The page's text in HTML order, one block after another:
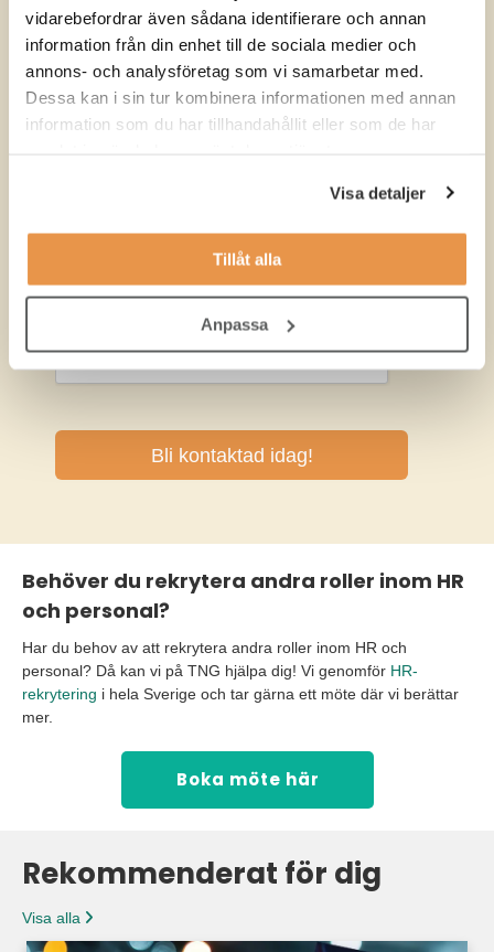
vidarebefordrar även sådana identifierare och annan
information från din enhet till de sociala medier och
annons- och analysföretag som vi samarbetar med.
Dessa kan i sin tur kombinera informationen med annan
information som du har tillhandahållit eller som de har
Visa detaljer
Tillåt alla
Anpassa
Behöver du rekrytera andra roller inom HR
och personal?
Har du behov av att rekrytera andra roller inom HR och
personal? Då kan vi på TNG hjälpa dig! Vi genomför HR-
rekrytering i hela Sverige och tar gärna ett möte där vi berättar
mer.
Boka möte här
Rekommenderat för dig
Visa alla